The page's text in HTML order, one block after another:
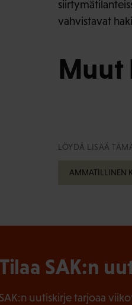
vahvistavat
Muut
LÖYDÄ LISÄÄ
AMMATILLINEN
Tilaa SAK:n
SAK:n uutiskirje tarjoaa